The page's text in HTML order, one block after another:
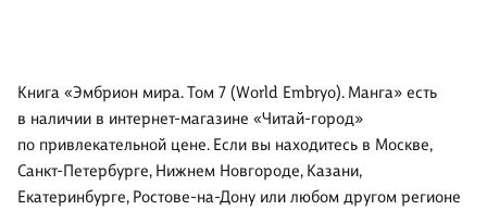
Книга «Эмбрион мира. Том 7 (World Embryo). Манга» есть
в наличии в интернет-магазине «Читай-город»
по привлекательной цене. Если вы находитесь в Москве,
Санкт-Петербурге, Нижнем Новгороде, Казани,
Екатеринбурге, Ростове-на-Дону или любом другом регионе